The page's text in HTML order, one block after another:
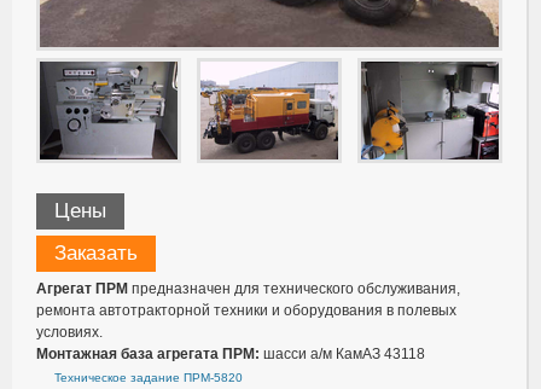
Цены
Заказать
Агрегат ПРМ предназначен для технического обслуживания,
ремонта автотракторной техники и оборудования в полевых
условиях.
Монтажная база агрегата ПРМ: шасси а/м КамАЗ 43118
Техническое задание ПРМ-5820